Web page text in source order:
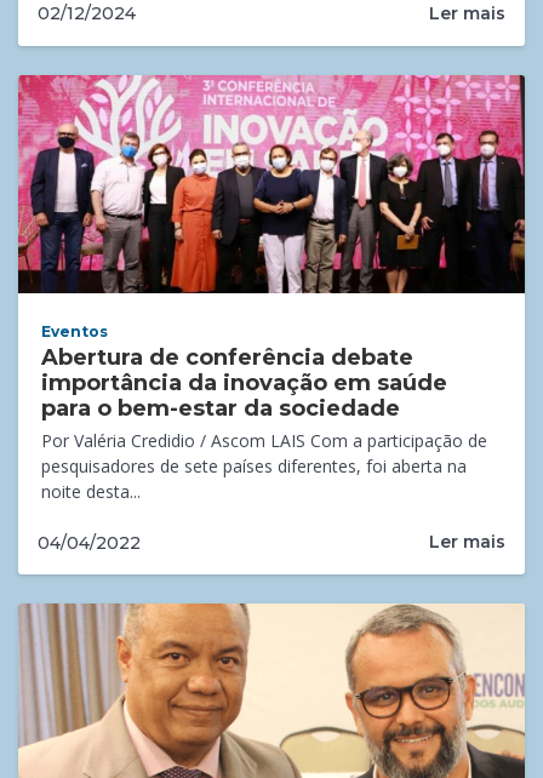
02/12/2024 Ler mais
Eventos
Abertura de conferência debate
importância da inovação em saúde
para o bem-estar da sociedade
Por Valéria Credidio / Ascom LAIS Com a participação de
pesquisadores de sete países diferentes, foi aberta na
noite desta...
04/04/2022 Ler mais